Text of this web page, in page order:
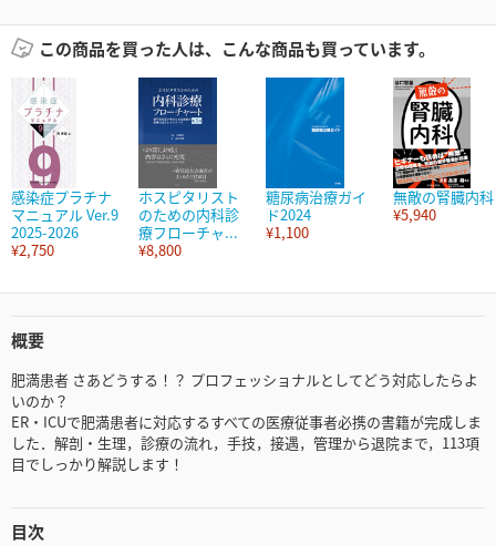
この商品を買った人は、こんな商品も買っています。
感染症プラチナ
マニュアル Ver.9
2025-2026
¥2,750
ホスピタリスト
のための内科診
療フローチャ...
¥8,800
糖尿病治療ガイ
ド2024
¥1,100
無敵の腎臓内科
¥5,940
概要
肥満患者 さあどうする！？ プロフェッショナルとしてどう対応したらよ
いのか？
ER・ICUで肥満患者に対応するすべての医療従事者必携の書籍が完成しま
した．解剖・生理，診療の流れ，手技，接遇，管理から退院まで，113項
目でしっかり解説します！
目次